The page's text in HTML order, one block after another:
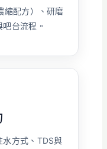
縮配方）、研磨
台流程。
水方式、TDS與